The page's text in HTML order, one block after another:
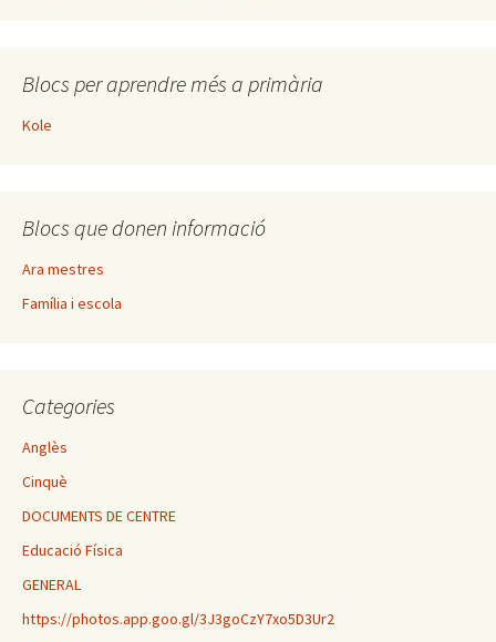
Blocs per aprendre més a primària
Kole
Blocs que donen informació
Ara mestres
Família i escola
Categories
Anglès
Cinquè
DOCUMENTS DE CENTRE
Educació Física
GENERAL
https://photos.app.goo.gl/3J3goCzY7xo5D3Ur2